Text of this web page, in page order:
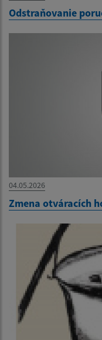
Odstraňovanie
04.05.2026
Zmena otváracích